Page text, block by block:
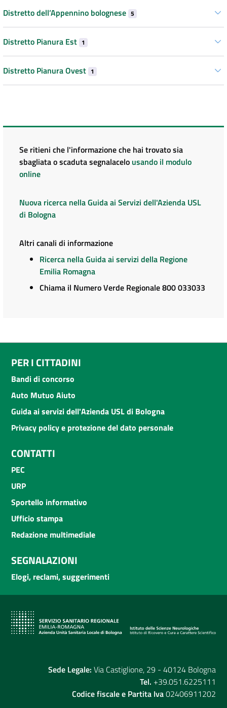
Distretto dell’Appennino bolognese 5
Distretto Pianura Est 1
Distretto Pianura Ovest 1
Se ritieni che l'informazione che hai trovato sia
sbagliata o scaduta segnalacelo usando il modulo
online
Nuova ricerca nella Guida ai Servizi dell'Azienda USL
di Bologna
Altri canali di informazione
Ricerca nella Guida ai servizi della Regione
Emilia Romagna
Chiama il Numero Verde Regionale 800 033033
PER I CITTADINI
Bandi di concorso
Auto Mutuo Aiuto
Guida ai servizi dell'Azienda USL di Bologna
Privacy policy e protezione del dato personale
CONTATTI
PEC
URP
Sportello informativo
Ufficio stampa
Redazione multimediale
SEGNALAZIONI
Elogi, reclami, suggerimenti
Sede Legale: Via Castiglione, 29 - 40124 Bologna
Tel. +39.051.6225111
Codice fiscale e Partita Iva02406911202